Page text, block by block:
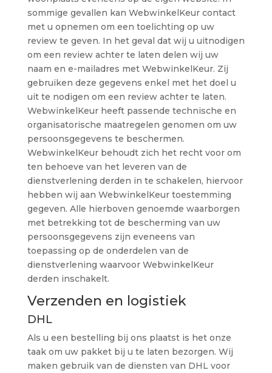
sommige gevallen kan WebwinkelKeur contact
met u opnemen om een toelichting op uw
review te geven. In het geval dat wij u uitnodigen
om een review achter te laten delen wij uw
naam en e-mailadres met WebwinkelKeur. Zij
gebruiken deze gegevens enkel met het doel u
uit te nodigen om een review achter te laten.
WebwinkelKeur heeft passende technische en
organisatorische maatregelen genomen om uw
persoonsgegevens te beschermen.
WebwinkelKeur behoudt zich het recht voor om
ten behoeve van het leveren van de
dienstverlening derden in te schakelen, hiervoor
hebben wij aan WebwinkelKeur toestemming
gegeven. Alle hierboven genoemde waarborgen
met betrekking tot de bescherming van uw
persoonsgegevens zijn eveneens van
toepassing op de onderdelen van de
dienstverlening waarvoor WebwinkelKeur
derden inschakelt.
Verzenden en logistiek
DHL
Als u een bestelling bij ons plaatst is het onze
taak om uw pakket bij u te laten bezorgen. Wij
maken gebruik van de diensten van DHL voor